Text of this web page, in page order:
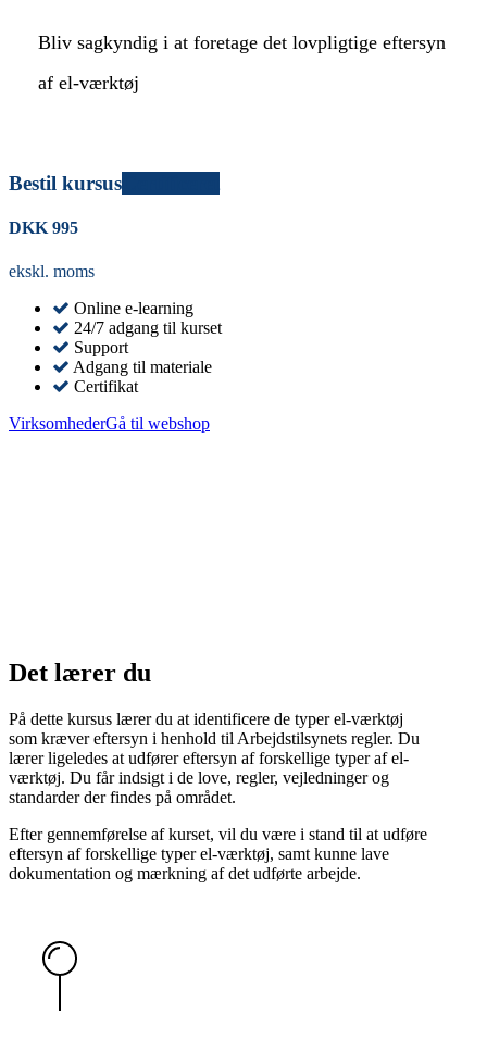
Bliv sagkyndig i at foretage det lovpligtige eftersyn
af el-værktøj
Bestil kursus
DKK 995
ekskl. moms
Online e-learning
24/7 adgang til kurset
Support
Adgang til materiale
Certifikat
VirksomhederGå til webshop
Det lærer du
På dette kursus lærer du at identificere de typer el-værktøj
som kræver eftersyn i henhold til Arbejdstilsynets regler. Du
lærer ligeledes at udfører eftersyn af forskellige typer af el-
værktøj. Du får indsigt i de love, regler, vejledninger og
standarder der findes på området.
Efter gennemførelse af kurset, vil du være i stand til at udføre
eftersyn af forskellige typer el-værktøj, samt kunne lave
dokumentation og mærkning af det udførte arbejde.